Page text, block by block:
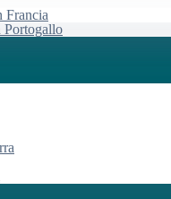
Francia
Portogallo